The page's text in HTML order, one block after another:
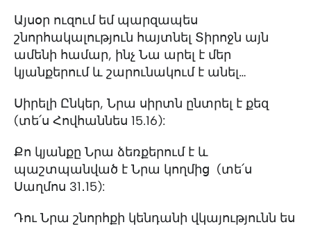
Այսօր ուզում եմ պարզապես
շնորհակալություն հայտնել Տիրոջն այն
ամենի համար, ինչ Նա արել է մեր
կյանքերում և շարունակում է անել…
Սիրելի Ընկեր, Նրա սիրտն ընտրել է քեզ
(տե՛ս Հովհաննես 15.16):
Քո կյանքը Նրա ձեռքերում է և
պաշտպանված է Նրա կողմից (տե՛ս
Սաղմոս 31․15):
Դու Նրա շնորհքի կենդանի վկայությունն ես